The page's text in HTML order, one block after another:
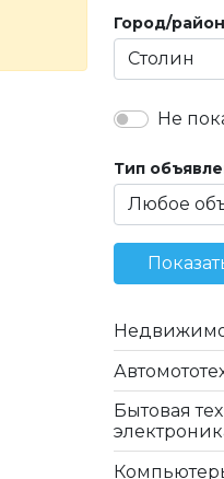
Город/район
Не
Тип
Бытовая